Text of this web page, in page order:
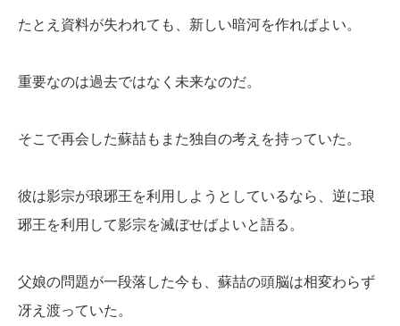
たとえ資料が失われても、新しい暗河を作ればよい。
重要なのは過去ではなく未来なのだ。
そこで再会した蘇喆もまた独自の考えを持っていた。
彼は影宗が琅琊王を利用しようとしているなら、逆に琅
琊王を利用して影宗を滅ぼせばよいと語る。
父娘の問題が一段落した今も、蘇喆の頭脳は相変わらず
冴え渡っていた。